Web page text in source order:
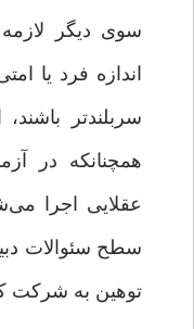
سوی دیگر
اندازه فرد یا
سربلندتر
همچنانکه در
عقلایی اجرا
سطح سئوالات
توهین به شرکت